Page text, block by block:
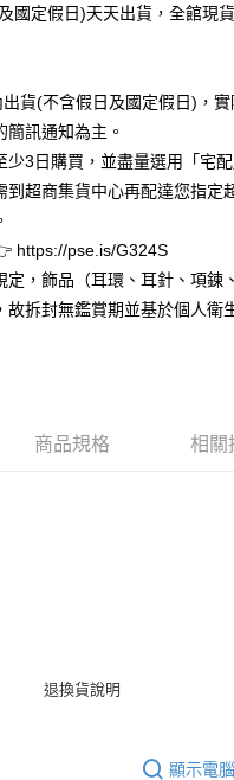
需綁卡、不需儲值。
訊認證，即可結帳。
後，再付款。
流程】
先享後付」後，將跳轉至「
認金額後，即可完成結帳。
收到繳費通知簡訊。
內，點擊此簡訊中的連結，可透過
進行付款，方視為交易完成。
下不需立刻繳費，但若您需要取消訂
先享後付 」之結帳頁面顯示為準
欲退款等相關疑問，請聯繫「
內提供個人資料，並將交易相關給付
公司。
同意申辦者引起之損失，本公司不
時，將依據個別帳號之用戶狀況，
使用他人資訊註冊。若發現惡意使
含以上)免運費
含以上)免運費
含以上)免運費
國定假日)天天出貨，全館現
貨(不含假日及國定假日)，
簡訊通知為主。
3日購買，並盡量選用「宅配
超商集貨中心再配達您指定
https://pse.is/G324S
，飾品（耳環、耳針、項鍊
故拆封無鑑賞期並基於個人衛
商品規格 相關
顯示電